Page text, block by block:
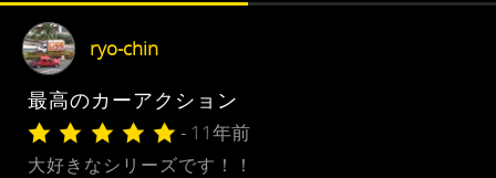
ryo-chin
最高のカーアクション
- 11年前
大好きなシリーズです！！